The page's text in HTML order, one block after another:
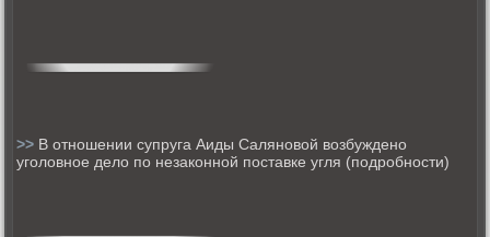
>> В отношении супруга Аиды Саляновой возбуждено
уголовное дело по незаконной поставке угля (подробности)